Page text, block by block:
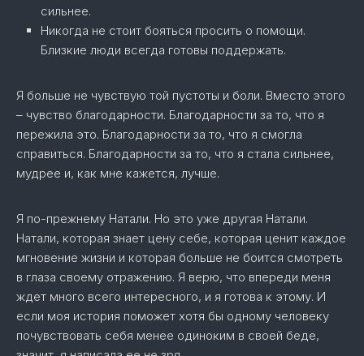
сильнее.
Никогда не стоит бояться просить о помощи.
Близкие люди всегда готовы поддержать.
Я больше не чувствую той пустоты и боли. Вместо этого
– чувство благодарности. Благодарности за то, что я
пережила это. Благодарности за то, что я смогла
справиться. Благодарности за то, что я стала сильнее,
мудрее и, как мне кажется, лучше.
Я по-прежнему Натали. Но это уже другая Натали.
Натали, которая знает цену себе, которая ценит каждое
мгновение жизни и которая больше не боится смотреть
в глаза своему отражению. Я верю, что впереди меня
ждет много всего интересного, и я готова к этому. И
если моя история поможет хотя бы одному человеку
почувствовать себя менее одиноким в своей беде,